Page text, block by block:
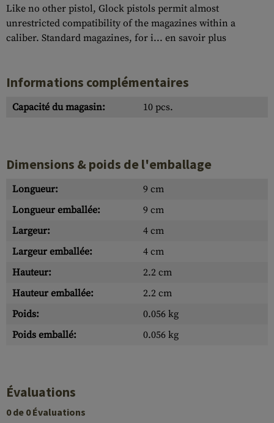
Like no other pistol, Glock pistols permit almost
unrestricted compatibility of the magazines within a
caliber. Standard magazines, for i... en savoir plus
Informations complémentaires
Capacité du magasin: 10 pcs.
Dimensions & poids de l'emballage
Longueur:
9 cm
Longueur emballée:
9 cm
Largeur:
4 cm
Largeur emballée:
4 cm
Hauteur:
2.2 cm
Hauteur emballée:
2.2 cm
Poids:
0.056 kg
Poids emballé:
0.056 kg
Évaluations
0 de 0 Évaluations